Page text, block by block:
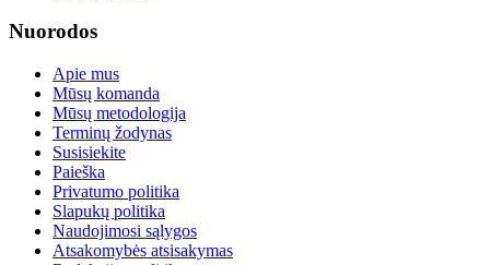
Nuorodos
Apie mus
Mūsų komanda
Mūsų metodologija
Terminų žodynas
Susisiekite
Paieška
Privatumo politika
Slapukų politika
Naudojimosi sąlygos
Atsakomybės atsisakymas